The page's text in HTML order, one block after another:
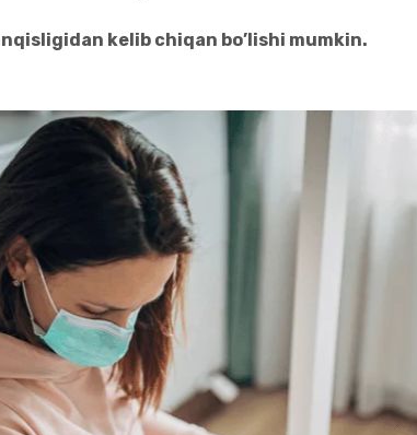
kelib chiqan bo’lishi mumkin.